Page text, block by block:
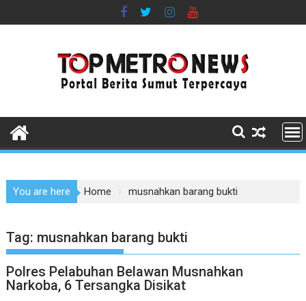
to
You are here Home musnahkan barang bukti
Tag: musnahkan barang bukti
Polres Pelabuhan Belawan Musnahkan
Narkoba, 6 Tersangka Disikat